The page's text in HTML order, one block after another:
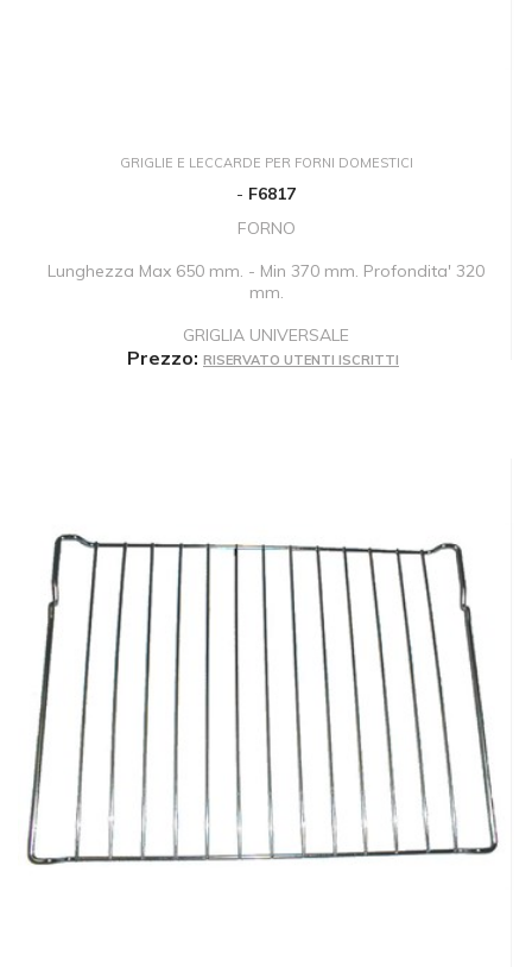
GRIGLIE E LECCARDE PER FORNI DOMESTICI
- F6817
FORNO
Lunghezza Max 650 mm. - Min 370 mm. Profondita' 320
mm.
GRIGLIA UNIVERSALE
Prezzo: RISERVATO UTENTI ISCRITTI